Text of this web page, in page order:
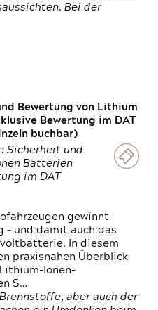
Bei der
Bewertung von Lithium
Bewertung im DAT
buchbar)
Sicherheit und
Batterien
im DAT
gewinnt
– und damit auch das
In diesem
praxisnahen Überblick
Ionen-
S…
aber auch der